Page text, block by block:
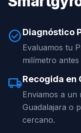
check_circleDiagnóstico
Evaluamos tu
milímetro
local_shippingRecogida en
Enviamos a un
Guadalajara o
cercano.